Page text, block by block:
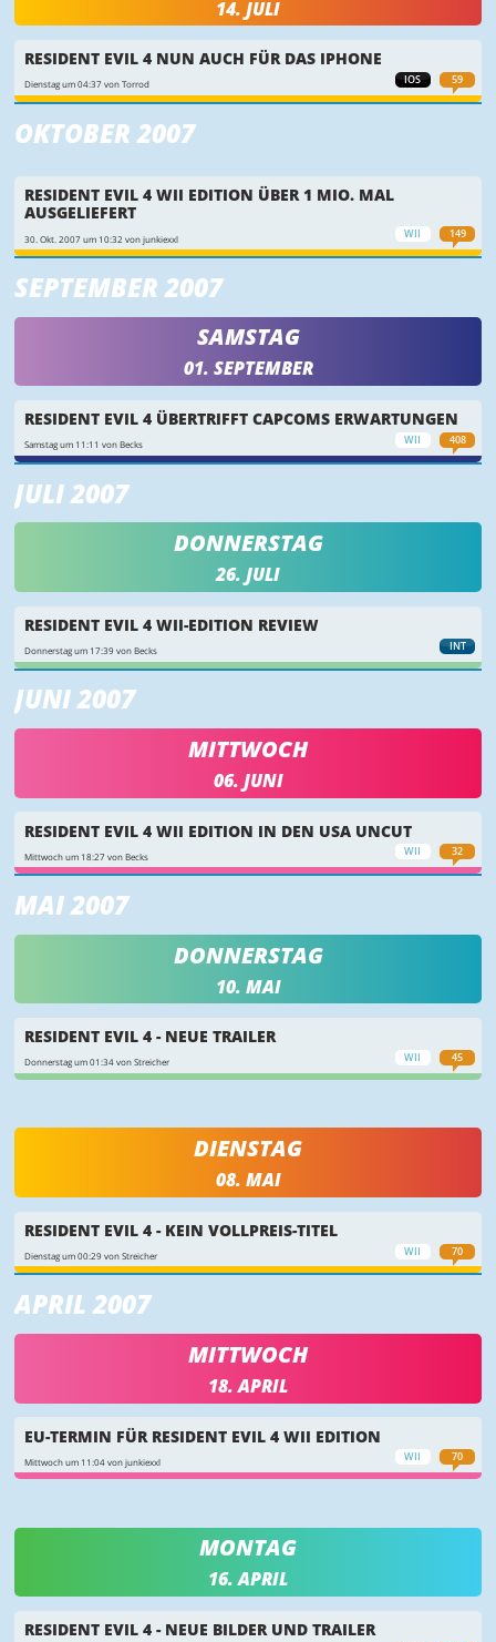
14. JULI
IOS 59
RESIDENT EVIL 4 NUN AUCH FÜR DAS IPHONE
Dienstag um 04:37 von Torrod
OKTOBER 2007
WII 149
RESIDENT EVIL 4 WII EDITION ÜBER 1 MIO. MAL
AUSGELIEFERT
30. Okt. 2007 um 10:32 von junkiexxl
SEPTEMBER 2007
SAMSTAG
01. SEPTEMBER
WII 408
RESIDENT EVIL 4 ÜBERTRIFFT CAPCOMS ERWARTUNGEN
Samstag um 11:11 von Becks
JULI 2007
DONNERSTAG
26. JULI
INT
RESIDENT EVIL 4 WII-EDITION REVIEW
Donnerstag um 17:39 von Becks
JUNI 2007
MITTWOCH
06. JUNI
WII 32
RESIDENT EVIL 4 WII EDITION IN DEN USA UNCUT
Mittwoch um 18:27 von Becks
MAI 2007
DONNERSTAG
10. MAI
WII 45
RESIDENT EVIL 4 - NEUE TRAILER
Donnerstag um 01:34 von Streicher
DIENSTAG
08. MAI
WII 70
RESIDENT EVIL 4 - KEIN VOLLPREIS-TITEL
Dienstag um 00:29 von Streicher
APRIL 2007
MITTWOCH
18. APRIL
WII 70
EU-TERMIN FÜR RESIDENT EVIL 4 WII EDITION
Mittwoch um 11:04 von junkiexxl
MONTAG
16. APRIL
RESIDENT EVIL 4 - NEUE BILDER UND TRAILER